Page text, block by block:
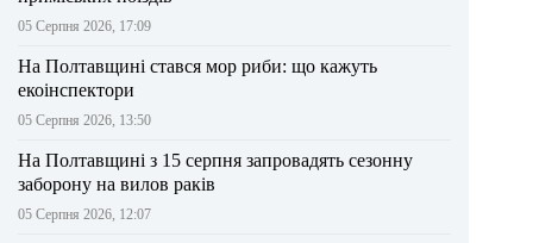
05 Серпня 2026, 17:09
На Полтавщині стався мор риби: що кажуть
екоінспектори
05 Серпня 2026, 13:50
На Полтавщині з 15 серпня запровадять сезонну
заборону на вилов раків
05 Серпня 2026, 12:07